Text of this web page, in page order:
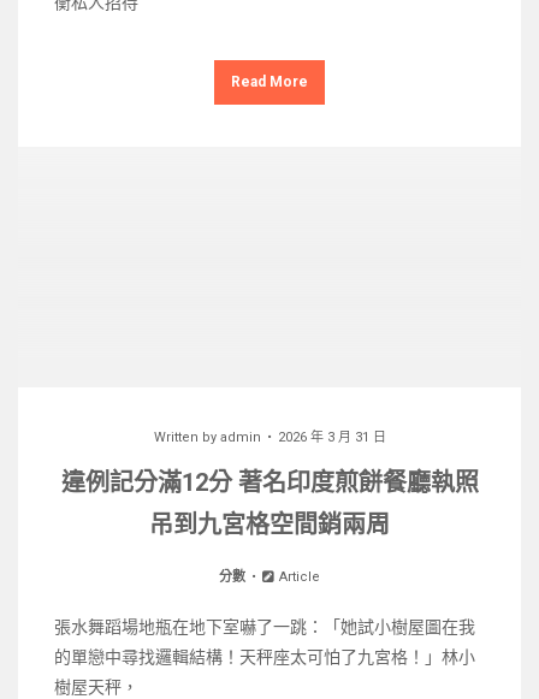
Read More
Written by admin 2026 年 3 月 31 日
違例記分滿12分 著名印度煎餅餐廳執照
吊到九宮格空間銷兩周
分數 Article
張水舞蹈場地瓶在地下室嚇了一跳：「她試小樹屋圖在我
的單戀中尋找邏輯結構！天秤座太可怕了九宮格！」林小
樹屋天秤，